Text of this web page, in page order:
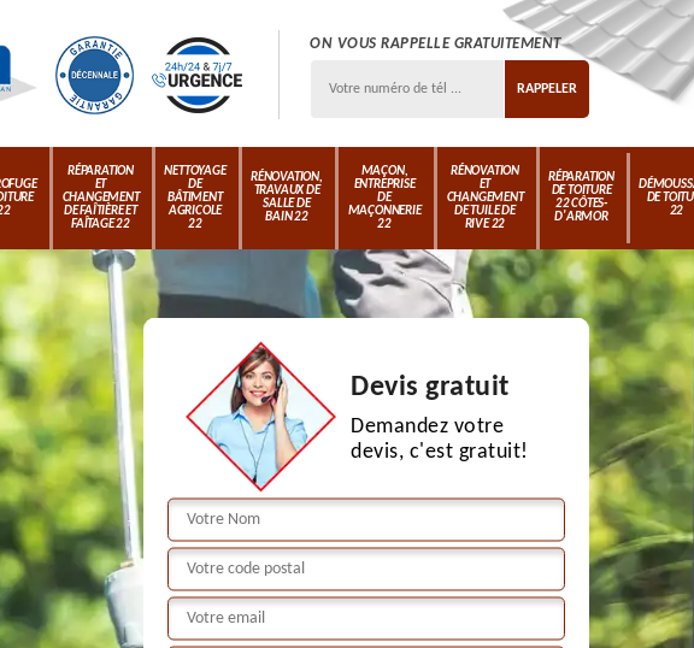
ON VOUS RAPPELLE GRATUITEMENT
RÉPARATION
ET
CHANGEMENT
DE FAÎTIÈRE ET
FAÎTAGE 22
NETTOYAGE
DE
BÂTIMENT
AGRICOLE
22
RÉNOVATION,
TRAVAUX DE
SALLE DE
BAIN 22
MAÇON,
ENTREPRISE
DE
MAÇONNERIE
22
RÉNOVATION
ET
CHANGEMENT
DE TUILE DE
RIVE 22
RÉPARATION
DE TOITURE
22 CÔTES-
D'ARMOR
DE
22
Devis gratuit
Demandez votre
devis, c'est gratuit!